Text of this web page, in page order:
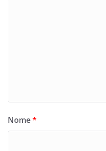
Nome*